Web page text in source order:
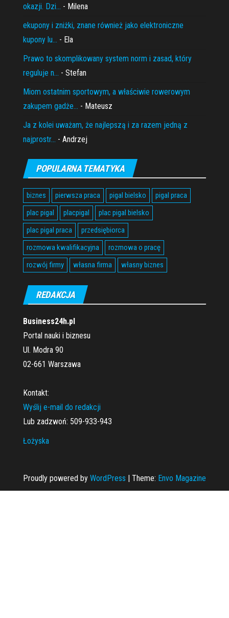
okazji. Dzi... - Milena
ekupony i zniżki, znane również jako elektroniczne
kupony lu... - Ela
Prawo to skomplikowany system norm i zasad, który
reguluje n... - Stefan
Miom ostatnim sportowym, a właściwie rowerowym
zakupem gadże... - Mateusz
Ja z kolei uważam, że najlepszą i za razem jedną z
najprostr... - Andrzej
POPULARNA TEMATYKA
biznes pierwsza praca pigal bielsko
pigal praca
plac pigal
placpigal
plac pigal bielsko
plac pigal praca
przedsiębiorca
rozmowa kwalifikacyjna
rozmowa o pracę
rozwój firmy
własna firma własny biznes
REDAKCJA
Business24h.pl
Portal nauki i biznesu
Ul. Modra 90
02-661 Warszawa
Kontakt:
Wyślij e-mail do redakcji
Lub zadzwoń: 509-933-943
Łożyska
Proudly powered by WordPress | Theme: Envo Magazine